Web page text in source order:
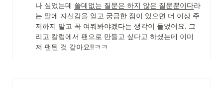
나 싶었는데 쓸데없는 질문은 하지 않은 질문뿐이다라
는 말에 자신감을 얻고 궁금한 점이 있으면 더 이상 주
저하지 말고 꼭 여쭤봐야겠다는 생각이 들었어요. 그
리고 칼럼에서 팬으로 만들고 싶다고 하셨는데 이미
저 팬된 것 같아요!!ㅋㅋ